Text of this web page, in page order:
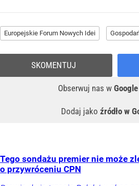
Europejskie Forum Nowych Idei
Obserwuj nas w
Dodaj jako źródło w
SKOMENTUJ
Tego sondażu premier nie może
o przywróceniu CPN